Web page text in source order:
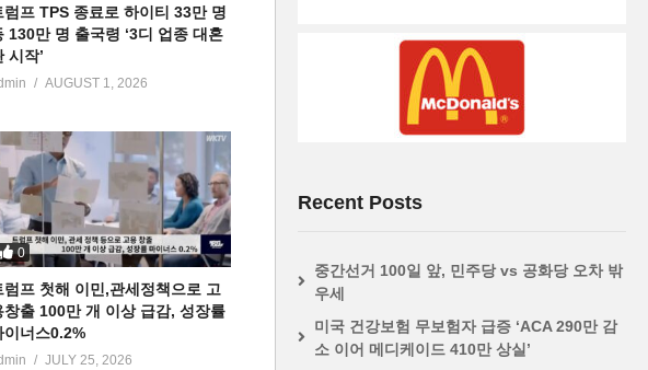
럼프 TPS 종료로 하이티 33만 명
130만 명 출국령 ‘3디 업종 대혼
시작’
AUGUST 1, 2026
0
럼프 첫해 이민,관세정책으로 고
창출 100만 개 이상 급감, 성장률
이너스0.2%
JULY 25, 2026
Recent Posts
중간선거 100일 앞, 민주당 vs 공화당 오차 밖
우세
미국 건강보험 무보험자 급증 ‘ACA 290만 감
소 이어 메디케이드 410만 상실’